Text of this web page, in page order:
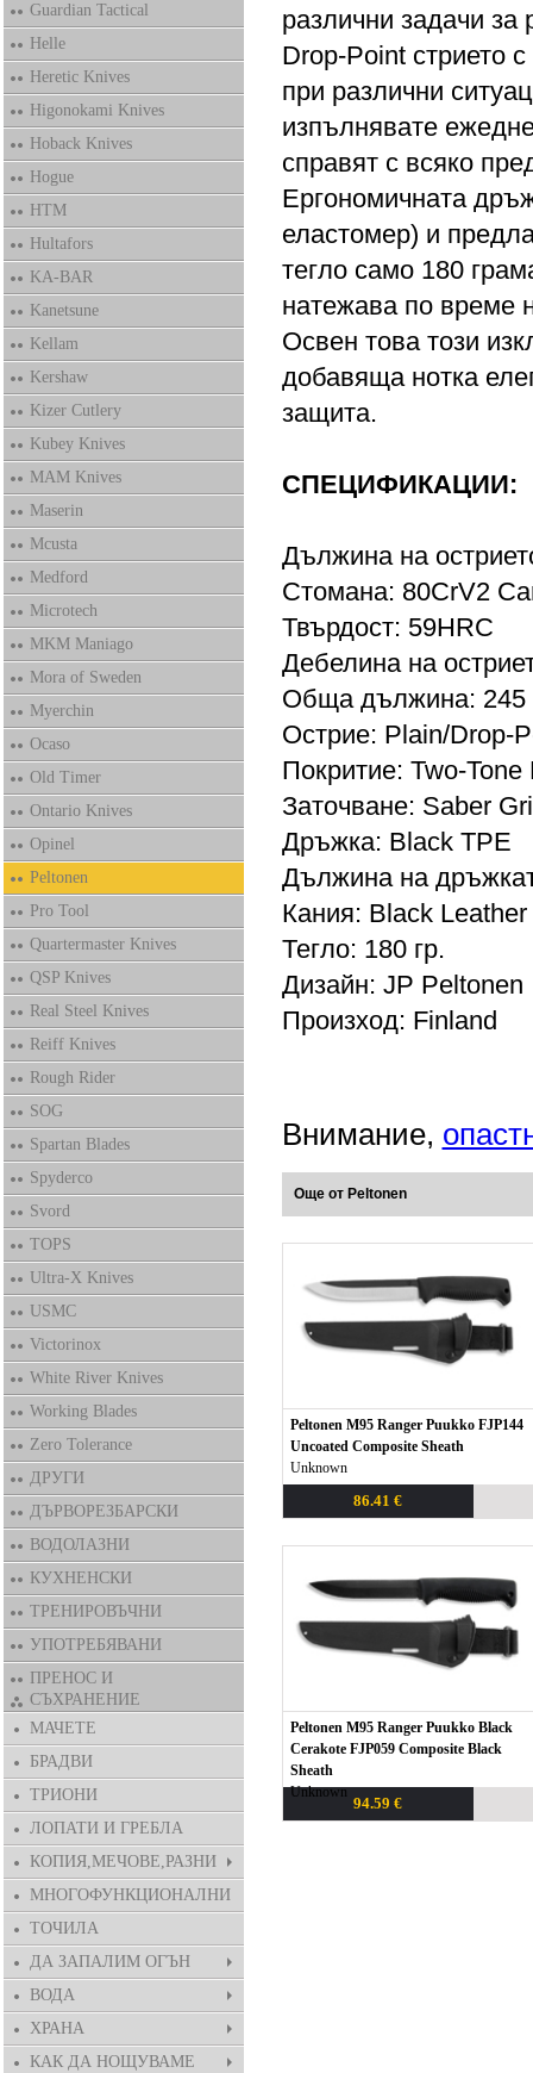
Guardian Tactical
Helle
Heretic Knives
Higonokami Knives
Hoback Knives
Hogue
HTM
Hultafors
KA-BAR
Kanetsune
Kellam
Kershaw
Kizer Cutlery
Kubey Knives
MAM Knives
Maserin
Mcusta
Medford
Microtech
MKM Maniago
Mora of Sweden
Myerchin
Ocaso
Old Timer
Ontario Knives
Opinel
Peltonen
Pro Tool
Quartermaster Knives
QSP Knives
Real Steel Knives
Reiff Knives
Rough Rider
SOG
Spartan Blades
Spyderco
Svord
TOPS
Ultra-X Knives
USMC
Victorinox
White River Knives
Working Blades
Zero Tolerance
ДРУГИ
ДЪРВОРЕЗБАРСКИ
ВОДОЛАЗНИ
КУХНЕНСКИ
ТРЕНИРОВЪЧНИ
УПОТРЕБЯВАНИ
ПРЕНОС И
СЪХРАНЕНИЕ
МАЧЕТЕ
БРАДВИ
ТРИОНИ
ЛОПАТИ И ГРЕБЛА
КОПИЯ,МЕЧОВЕ,РАЗНИ
МНОГОФУНКЦИОНАЛНИ
ТОЧИЛА
ДА ЗАПАЛИМ ОГЪН
ВОДА
ХРАНА
КАК ДА НОЩУВАМЕ
различни задачи за
Drop-Point стрието
при различни
изпълнявате
справят с всяко
Ергономичната
еластомер) и
тегло само 180
натежава по време
Освен това този
добавяща нотка
защита.
СПЕЦИФИКАЦИИ:
Дължина на
Стомана: 80CrV2
Твърдост: 59HRC
Дебелина на
Обща дължина:
Острие: Plain/Drop-
Покритие: Two-Tone
Заточване: Saber
Дръжка: Black TPE
Дължина на
Кания: Black Leather
Тегло: 180 гр.
Дизайн: JP Peltonen
Произход: Finland
Внимание,
Още от Peltonen
Peltonen M95 Ranger Puukko FJP144
Uncoated Composite Sheath
Unknown
86.41 €
Peltonen M95 Ranger Puukko Black
Cerakote FJP059 Composite Black
Sheath
Unknown
94.59 €